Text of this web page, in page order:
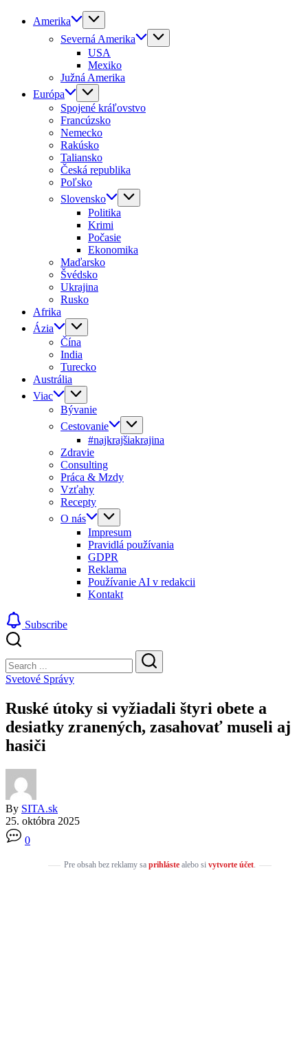
Amerika
Severná Amerika
USA
Mexiko
Južná Amerika
Európa
Spojené kráľovstvo
Francúzsko
Nemecko
Rakúsko
Taliansko
Česká republika
Poľsko
Slovensko
Politika
Krimi
Počasie
Ekonomika
Maďarsko
Švédsko
Ukrajina
Rusko
Afrika
Ázia
Čína
India
Turecko
Austrália
Viac
Bývanie
Cestovanie
#najkrajšiakrajina
Zdravie
Consulting
Práca & Mzdy
Vzťahy
Recepty
O nás
Impresum
Pravidlá používania
GDPR
Reklama
Používanie AI v redakcii
Kontakt
Subscribe
Search
Search
Svetové Správy
Ruské útoky si vyžiadali štyri obete a
desiatky zranených, zasahovať museli aj
hasiči
By SITA.sk
25. októbra 2025
0
Pre obsah bez reklamy sa prihlástealebo si vytvorte účet.